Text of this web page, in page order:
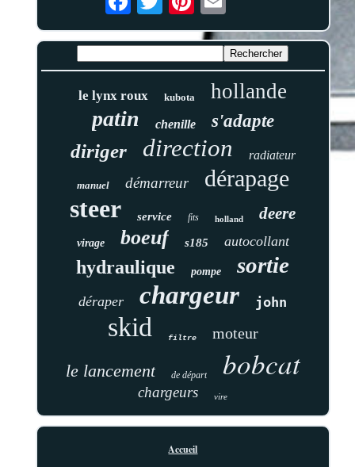
le lynx roux kubota hollande
patin chenille s'adapte
diriger direction radiateur
manuel démarreur dérapage
steer service fits holland deere
virage boeuf s185 autocollant
hydraulique pompe sortie
déraper chargeur john
skid filtre moteur
le lancement de départ bobcat
chargeurs vire
Accueil